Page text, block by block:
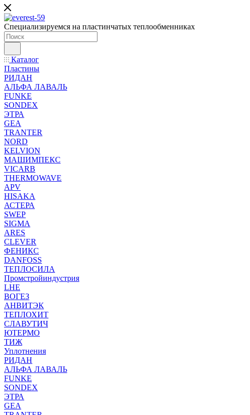
Специализируемся на пластинчатых теплообменниках
Каталог
Пластины
РИДАН
АЛЬФА ЛАВАЛЬ
FUNKE
SONDEX
ЭТРА
GEA
TRANTER
NORD
KELVION
МАШИМПЕКС
VICARB
THERMOWAVE
APV
HISAKA
АСТЕРА
SWEP
SIGMA
ARES
CLEVER
ФЕНИКС
DANFOSS
ТЕПЛОСИЛА
Промстройиндустрия
LHE
ВОГЕЗ
АНВИТЭК
ТЕПЛОХИТ
СЛАВУТИЧ
ЮТЕРМО
ТИЖ
Уплотнения
РИДАН
АЛЬФА ЛАВАЛЬ
FUNKE
SONDEX
ЭТРА
GEA